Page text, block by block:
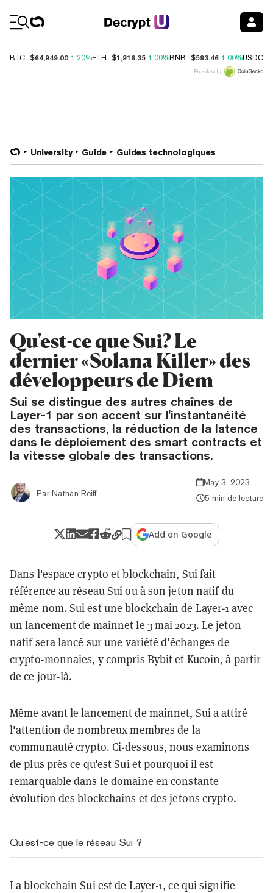
BTC $64,949.00 1.20%ETH $1,916.35 1.00%BNB $593.46 1.00%USDC
Price data by
University Guide Guides technologiques
Qu'est-ce que Sui? Le
dernier «Solana Killer» des
développeurs de Diem
Sui se distingue des autres chaînes de
Layer-1 par son accent sur l'instantanéité
des transactions, la réduction de la latence
dans le déploiement des smart contracts et
la vitesse globale des transactions.
Par Nathan Reiff
May 3, 2023
5 min de lecture
Add on Google
Dans l'espace crypto et blockchain, Sui fait
référence au réseau Sui ou à son jeton natif du
même nom. Sui est une blockchain de Layer-1 avec
unlancement de mainnet le 3 mai 2023. Le jeton
natif sera lancé sur une variété d'échanges de
crypto-monnaies, y compris Bybit et Kucoin, à partir
de ce jour-là.
Même avant le lancement de mainnet, Sui a attiré
l'attention de nombreux membres de la
communauté crypto. Ci-dessous, nous examinons
de plus près ce qu'est Sui et pourquoi il est
remarquable dans le domaine en constante
évolution des blockchains et des jetons crypto.
Qu'est-ce que le réseau Sui ?
La blockchain Sui est de Layer-1, ce qui signifie